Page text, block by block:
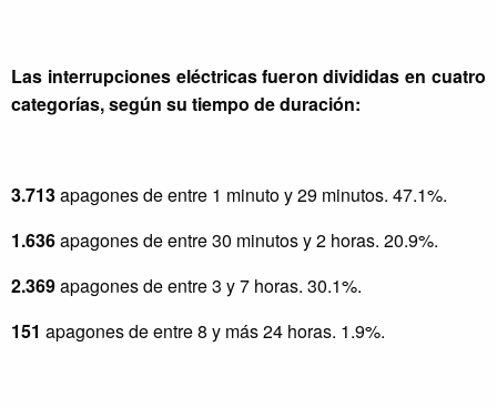
Las interrupciones eléctricas fueron divididas en cuatro
categorías, según su tiempo de duración:
3.713apagones de entre 1 minuto y 29 minutos. 47.1%.
1.636apagones de entre 30 minutos y 2 horas. 20.9%.
2.369apagones de entre 3 y 7 horas. 30.1%.
151 apagones de entre 8 y más 24 horas. 1.9%.